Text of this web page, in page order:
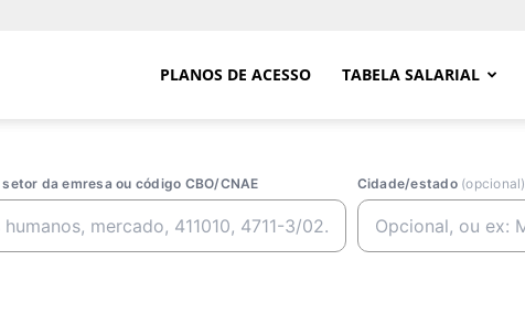
PLANOS DE ACESSO TABELA SALARIAL
da emresa ou código CBO/CNAE Cidade/estado (opcional)